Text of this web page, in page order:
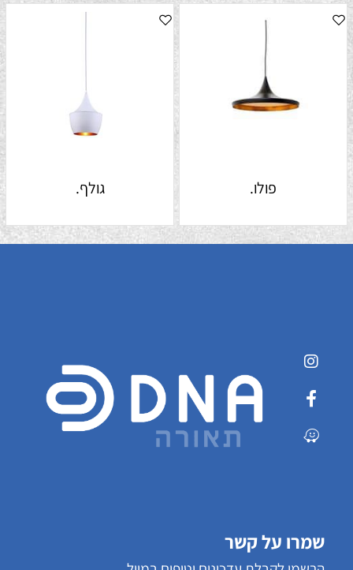
פולו. גולף.
שמרו על קשר